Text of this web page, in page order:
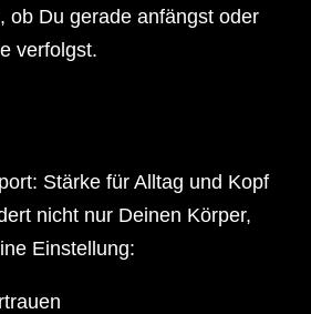
ob Du gerade anfängst oder
verfolgst.
Stärke für Alltag und Kopf
nicht nur Deinen Körper,
Einstellung: